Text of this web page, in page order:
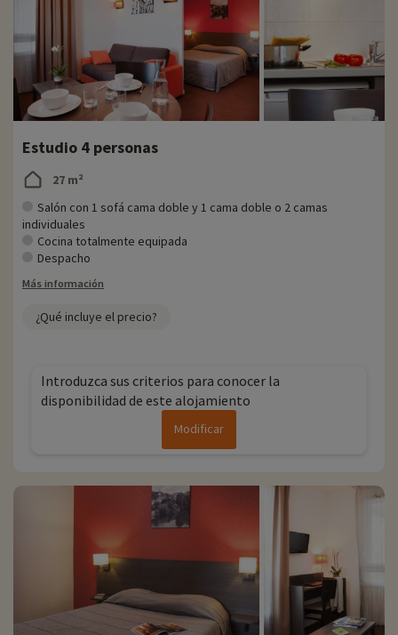
Estudio 4 personas
27 m²
Salón con 1 sofá cama doble y 1 cama doble o 2 camas
individuales
Cocina totalmente equipada
Despacho
Más información
¿Qué incluye el precio?
Introduzca sus criterios para conocer la
disponibilidad de este alojamiento
Modificar